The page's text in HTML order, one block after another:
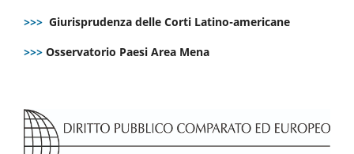
>>> Giurisprudenza delle Corti Latino-americane
>>> Osservatorio Paesi Area Mena